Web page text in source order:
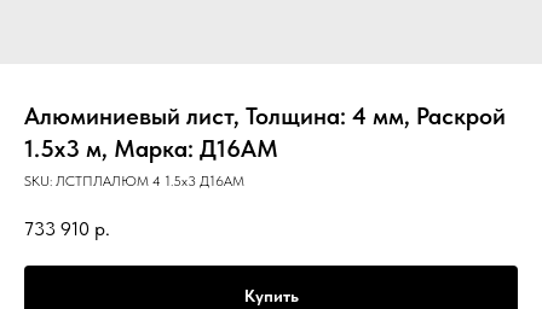
Алюминиевый лист, Толщина: 4 мм, Раскрой
1.5х3 м, Марка: Д16АМ
SKU: ЛСТПЛАЛЮМ 4 1.5х3 Д16АМ
733 910 р.
Купить